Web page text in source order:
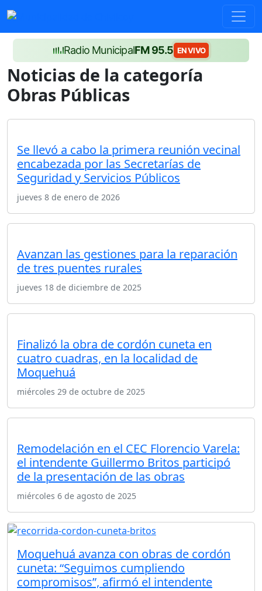
Radio MunicipalFM 95.5 EN VIVO
Noticias de la categoría
Obras Públicas
Se llevó a cabo la primera reunión vecinal
encabezada por las Secretarías de
Seguridad y Servicios Públicos
jueves 8 de enero de 2026
Avanzan las gestiones para la reparación
de tres puentes rurales
jueves 18 de diciembre de 2025
Finalizó la obra de cordón cuneta en
cuatro cuadras, en la localidad de
Moquehuá
miércoles 29 de octubre de 2025
Remodelación en el CEC Florencio Varela:
el intendente Guillermo Britos participó
de la presentación de las obras
miércoles 6 de agosto de 2025
Moquehuá avanza con obras de cordón
cuneta: “Seguimos cumpliendo
compromisos”, afirmó el intendente